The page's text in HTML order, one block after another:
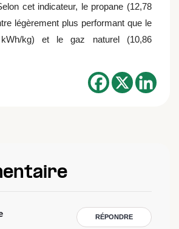
cet indicateur, le propane (12,78
légèrement plus performant que le
kg) et le gaz naturel (10,86
RÉPONDRE